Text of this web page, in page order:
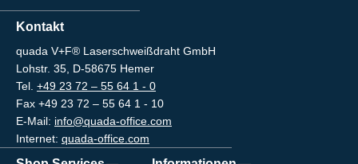
Kontakt
quada V+F® Laserschweißdraht GmbH
Lohstr. 35, D-58675 Hemer
Tel. +49 23 72 – 55 64 1 - 0
Fax +49 23 72 – 55 64 1 - 10
E-Mail: info@quada-office.com
Internet: quada-office.com